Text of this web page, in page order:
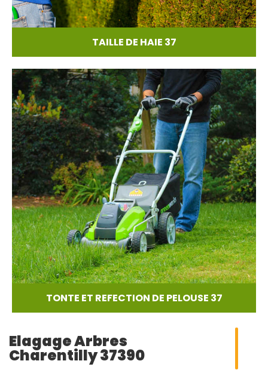
TAILLE DE HAIE 37
TONTE ET REFECTION DE PELOUSE 37
Elagage Arbres
Charentilly 37390